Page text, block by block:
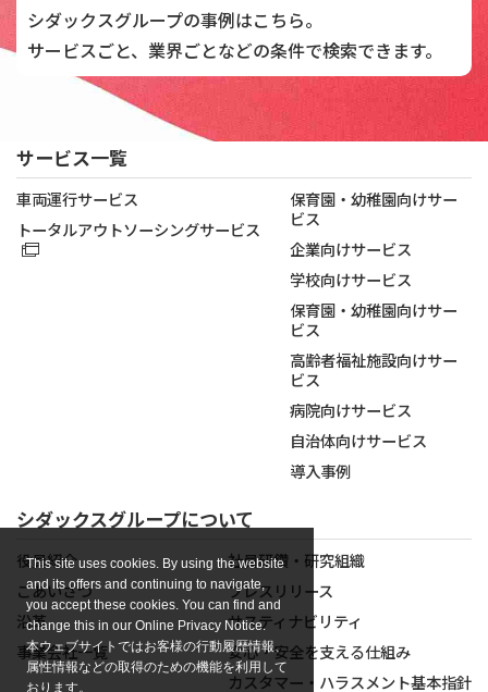
This site uses cookies. By using the website
and its offers and continuing to navigate,
you accept these cookies. You can find and
change this in our Online Privacy Notice.
本ウェブサイトではお客様の行動履歴情報、
属性情報などの取得のための機能を利用して
おります。
シダックスグループの事例はこちら。
サービスごと、業界ごとなどの条件で検索できます。
サービス一覧
車両運行サービス
トータルアウトソーシングサービス
保育園・幼稚園向けサー
ビス
企業向けサービス
学校向けサービス
保育園・幼稚園向けサー
ビス
高齢者福祉施設向けサー
ビス
病院向けサービス
自治体向けサービス
導入事例
シダックスグループについて
役員紹介
ごあいさつ
沿革
事業会社一覧
社員研鑽・研究組織
プレスリリース
サスティナビリティ
安心・安全を支える仕組み
カスタマー・ハラスメント基本指針